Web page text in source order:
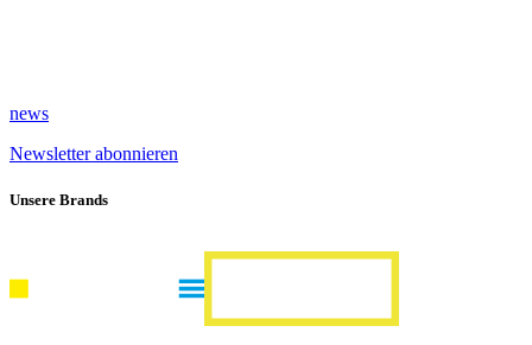
news
Newsletter abonnieren
Unsere Brands